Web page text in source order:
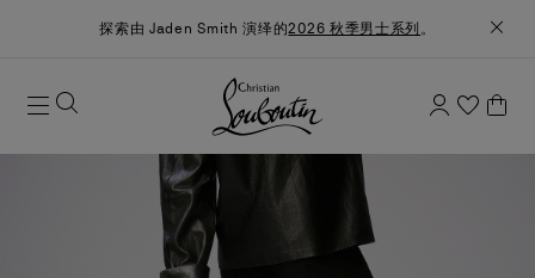
探索由 Jaden Smith 演绎的2026 秋季男士系列 。